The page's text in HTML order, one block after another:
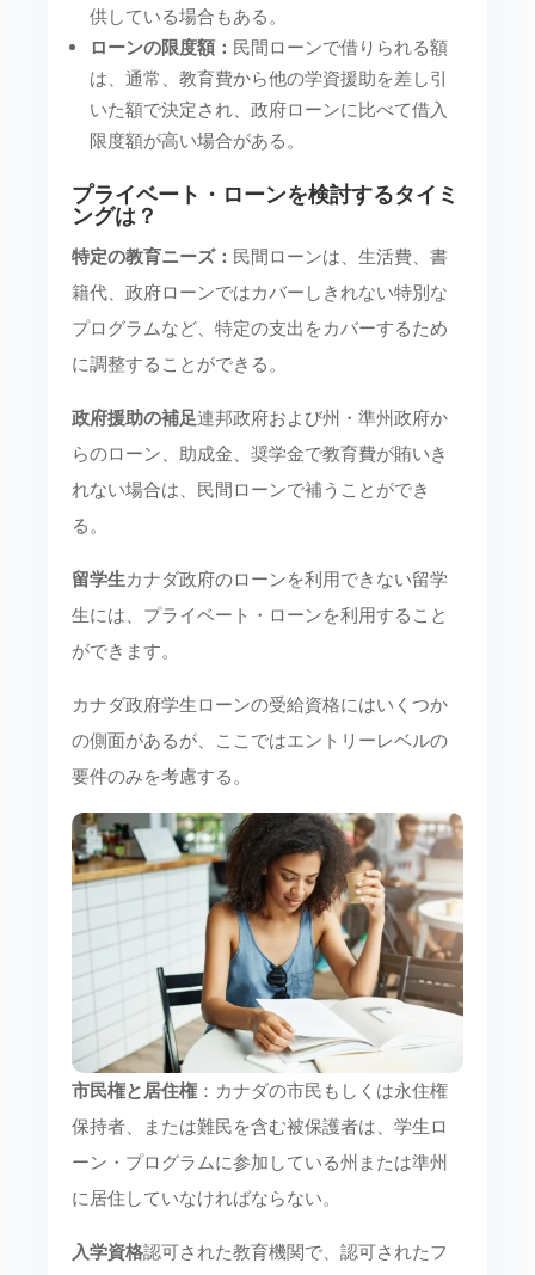
供している場合もある。
ローンの限度額： 民間ローンで借りられる額
は、通常、教育費から他の学資援助を差し引
いた額で決定され、政府ローンに比べて借入
限度額が高い場合がある。
プライベート・ローンを検討するタイミ
ングは？
特定の教育ニーズ： 民間ローンは、生活費、書
籍代、政府ローンではカバーしきれない特別な
プログラムなど、特定の支出をカバーするため
に調整することができる。
政府援助の補足連邦政府および州・準州政府か
らのローン、助成金、奨学金で教育費が賄いき
れない場合は、民間ローンで補うことができ
る。
留学生カナダ政府のローンを利用できない留学
生には、プライベート・ローンを利用すること
ができます。
カナダ政府学生ローンの受給資格にはいくつか
の側面があるが、ここではエントリーレベルの
要件のみを考慮する。
市民権と居住権 ：カナダの市民もしくは永住権
保持者、または難民を含む被保護者は、学生ロ
ーン・プログラムに参加している州または準州
に居住していなければならない。
入学資格認可された教育機関で、認可されたフ